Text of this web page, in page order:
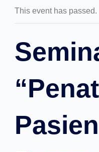
This event has passed.